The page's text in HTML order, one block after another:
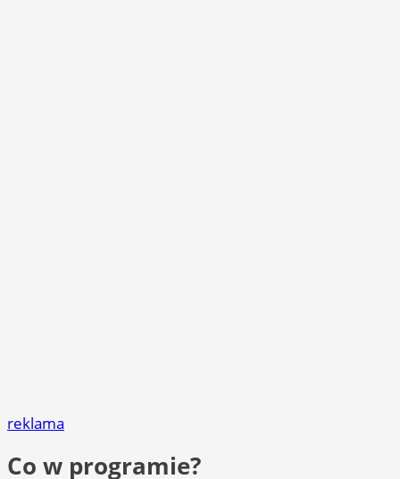
reklama
Co w programie?